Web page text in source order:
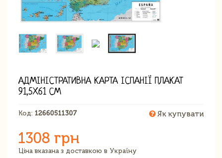
АДМІНІСТРАТИВНА КАРТА ІСПАНІЇ ПЛАКАТ
91,5X61 СМ
Код: 12660511307 Як купувати
1308 грн
Ціна вказана з доставкою в Україну